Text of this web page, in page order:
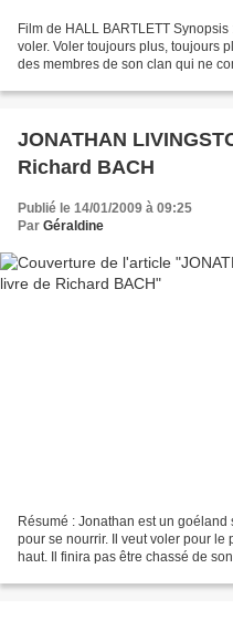
Film de HALL BARTLETT
voler. Voler toujours plus, toujours
des membres de son clan qui ne
JONATHAN
Richard BACH
Publié le 14/01/2009 à 09:25
Par Géraldine
Résumé : Jonathan est un
pour se nourrir. Il veut voler pour
haut. Il finira pas être chassé de